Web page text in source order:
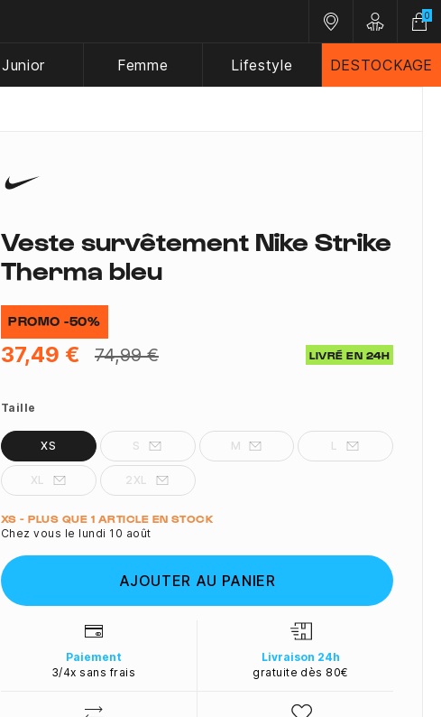
Nos magasins
Customer
0
Junior Femme Lifestyle DESTOCKAGE
Veste survêtement Nike Strike
Therma bleu
PROMO -50%
37,49 € 74,99 € LIVRÉ EN 24H
Taille
XS S M L
XL 2XL
Quantité
XS - PLUS QUE 1 ARTICLE EN STOCK
Chez vous le lundi 10 août
AJOUTER AU PANIER
Paiement
3/4x sans frais
Livraison 24h
gratuite dès 80€